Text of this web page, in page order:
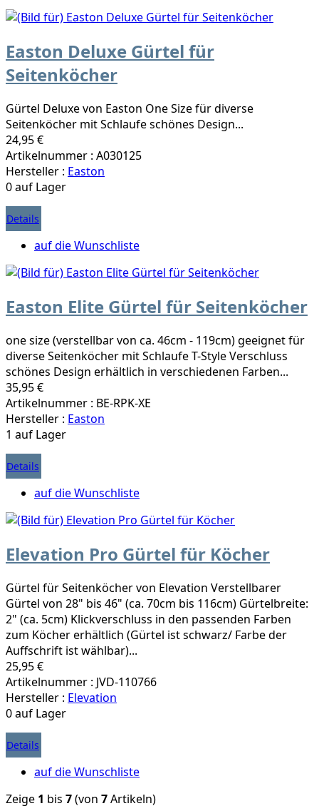
Easton Deluxe Gürtel für
Seitenköcher
Gürtel Deluxe von Easton One Size für diverse
Seitenköcher mit Schlaufe schönes Design...
24,95 €
Artikelnummer : A030125
Hersteller : Easton
0 auf Lager
Details
auf die Wunschliste
Easton Elite Gürtel für Seitenköcher
one size (verstellbar von ca. 46cm - 119cm) geeignet für
diverse Seitenköcher mit Schlaufe T-Style Verschluss
schönes Design erhältlich in verschiedenen Farben...
35,95 €
Artikelnummer : BE-RPK-XE
Hersteller : Easton
1 auf Lager
Details
auf die Wunschliste
Elevation Pro Gürtel für Köcher
Gürtel für Seitenköcher von Elevation Verstellbarer
Gürtel von 28" bis 46" (ca. 70cm bis 116cm) Gürtelbreite:
2" (ca. 5cm) Klickverschluss in den passenden Farben
zum Köcher erhältlich (Gürtel ist schwarz/ Farbe der
Auffschrift ist wählbar)...
25,95 €
Artikelnummer : JVD-110766
Hersteller : Elevation
0 auf Lager
Details
auf die Wunschliste
Zeige 1 bis 7(von 7Artikeln)